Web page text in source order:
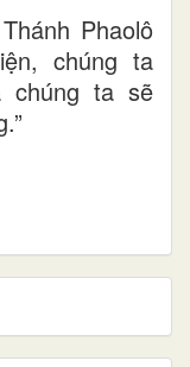
Phaolô
chúng ta
chúng ta sẽ